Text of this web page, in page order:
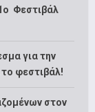
Φεστιβάλ
για την
φεστιβάλ!
στον